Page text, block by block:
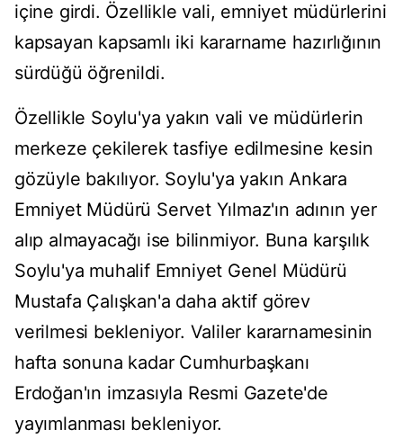
içine girdi. Özellikle vali, emniyet müdürlerini
kapsayan kapsamlı iki kararname hazırlığının
sürdüğü öğrenildi.
Özellikle Soylu'ya yakın vali ve müdürlerin
merkeze çekilerek tasfiye edilmesine kesin
gözüyle bakılıyor. Soylu'ya yakın Ankara
Emniyet Müdürü Servet Yılmaz'ın adının yer
alıp almayacağı ise bilinmiyor. Buna karşılık
Soylu'ya muhalif Emniyet Genel Müdürü
Mustafa Çalışkan'a daha aktif görev
verilmesi bekleniyor. Valiler kararnamesinin
hafta sonuna kadar Cumhurbaşkanı
Erdoğan'ın imzasıyla Resmi Gazete'de
yayımlanması bekleniyor.